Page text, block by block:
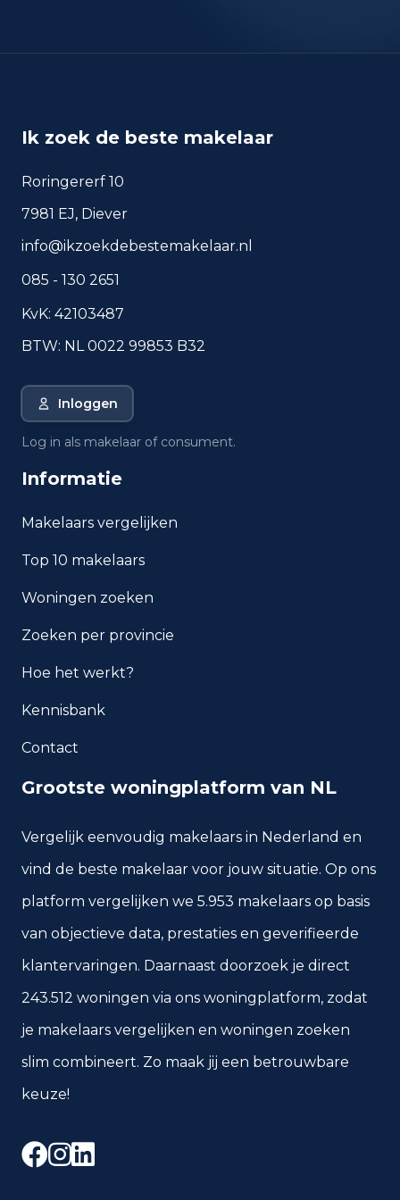
Beverwijk.
Veelgestelde vragen over
wonen in Beverwijk
plaatscijfers, handig voor een snelle
Hoeveel inwoners heeft
Wat is de gemiddelde WOZ-
Wat is het gemiddelde
Beverwijk?
Hoe veilig is wonen in
Welke woningtypen komen
het meest voor in Beverwijk?
Ik zoek de beste makelaar
Roringererf 10
7981 EJ, Diever
info@ikzoekdebestemakelaar.nl
085 - 130 2651
KvK: 42103487
BTW: NL 0022 99853 B32
Inloggen
Log in als makelaar of consument.
Informatie
Makelaars vergelijken
Top 10 makelaars
Woningen zoeken
Zoeken per provincie
Hoe het werkt?
Kennisbank
Contact
Grootste woningplatform van NL
Vergelijk eenvoudig makelaars in Nederland en
vind de beste makelaar voor jouw situatie. Op ons
platform vergelijken we 5.953 makelaars op basis
van objectieve data, prestaties en geverifieerde
klantervaringen. Daarnaast doorzoek je direct
243.512 woningen via ons woningplatform, zodat
je makelaars vergelijken en woningen zoeken
slim combineert. Zo maak jij een betrouwbare
keuze!
Facebook
Instagram
LinkedIn